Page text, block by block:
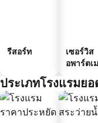
รีสอร์ท
เซอร์วิส
อพาร์ตเ
ประเภทโรงแรมย